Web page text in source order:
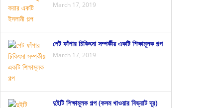
March 17, 2019
পেট ফাঁপার চিকিৎসা সম্পর্কীয় একটি শিক্ষামূলক গল্প
March 17, 2019
দুইটি শিক্ষামূলক গল্প (কসম খাওয়ার বিভ্রাট দূর)